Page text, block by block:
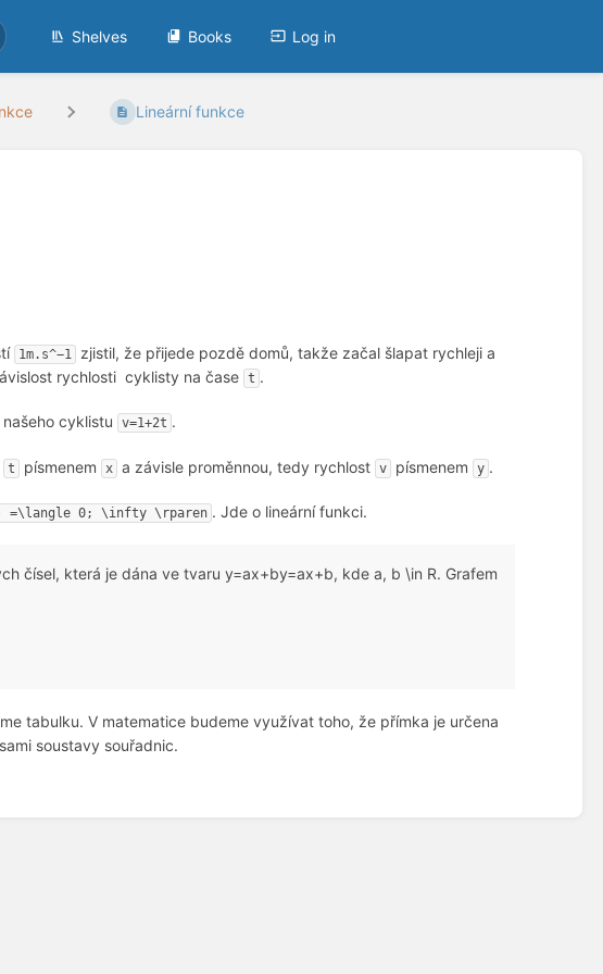
Shelves Books Log in
Lineární funkce
1m.s^−1
zjistil, že přijede pozdě domů, takže začal šlapat rychleji a
rychlosti cyklisty na čase t .
cyklistu v=1+2t .
t písmenem x a závisle proměnnou, tedy rychlost v písmenem y .
=\langle 0; \infty \rparen . Jde o lineární funkci.
čísel, která je dána ve tvaruy=ax+by=ax+b, kdea, b \in R. Grafem
tabulku. V matematice budeme využívat toho, že přímka je určena
soustavy souřadnic.